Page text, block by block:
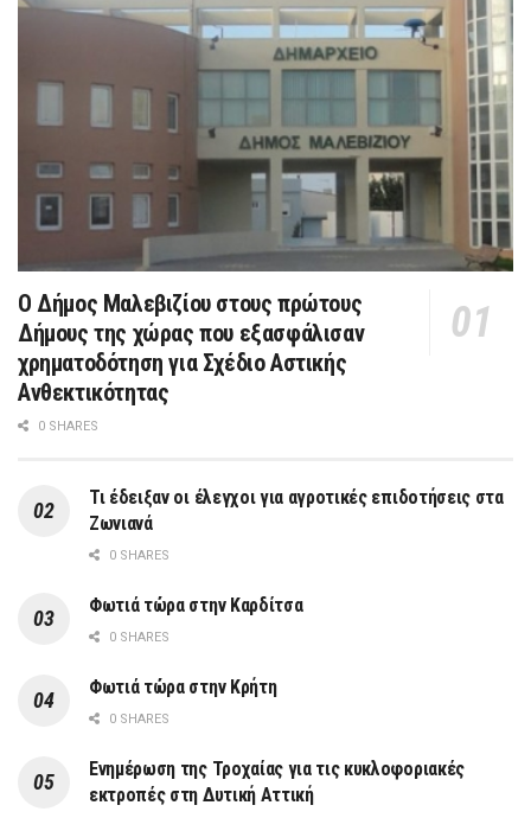
Ο Δήμος Μαλεβιζίου στους πρώτους
Δήμους της χώρας που εξασφάλισαν
χρηματοδότηση για Σχέδιο Αστικής
Ανθεκτικότητας
0 SHARES
Τι έδειξαν οι έλεγχοι για αγροτικές επιδοτήσεις στα
Ζωνιανά
0 SHARES
Φωτιά τώρα στην Καρδίτσα
0 SHARES
Φωτιά τώρα στην Κρήτη
0 SHARES
Ενημέρωση της Τροχαίας για τις κυκλοφοριακές
εκτροπές στη Δυτική Αττική